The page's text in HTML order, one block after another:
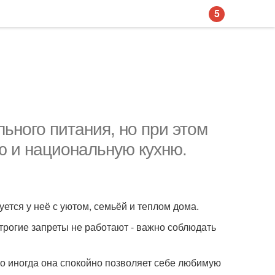
питания, но при этом
и национальную кухню.
у неё с уютом, семьёй и теплом дома.
запреты не работают - важно соблюдать
она спокойно позволяет себе любимую
5